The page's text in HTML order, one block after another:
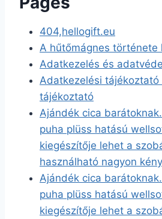
404,hellogift.eu
A hűtőmágnes története
Adatkezelés és
Adatkezelési tájékoztató
tájékoztató
Ajándék cica
puha plüss hatású
kiegészítője lehet a
használható nagyon
Ajándék cica
puha plüss hatású
kiegészítője lehet a